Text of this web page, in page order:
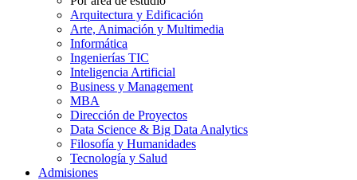
Arquitectura y Edificación
Arte, Animación y Multimedia
Informática
Ingenierías TIC
Inteligencia Artificial
Business y Management
MBA
Dirección de Proyectos
Data Science & Big Data Analytics
Filosofía y Humanidades
Tecnología y Salud
Admisiones